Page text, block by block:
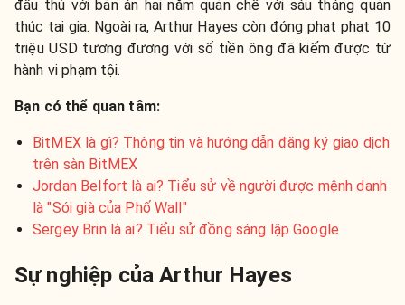
đầu thú với bản án hai năm quản chế với sáu tháng quản
thúc tại gia. Ngoài ra, Arthur Hayes còn đóng phạt phạt 10
triệu USD tương đương với số tiền ông đã kiếm được từ
hành vi phạm tội.
Bạn có thể quan tâm:
BitMEX là gì? Thông tin và hướng dẫn đăng ký giao dịch
trên sàn BitMEX
Jordan Belfort là ai? Tiểu sử về người được mệnh danh
là "Sói già của Phố Wall"
Sergey Brin là ai? Tiểu sử đồng sáng lập Google
Sự nghiệp của Arthur Hayes